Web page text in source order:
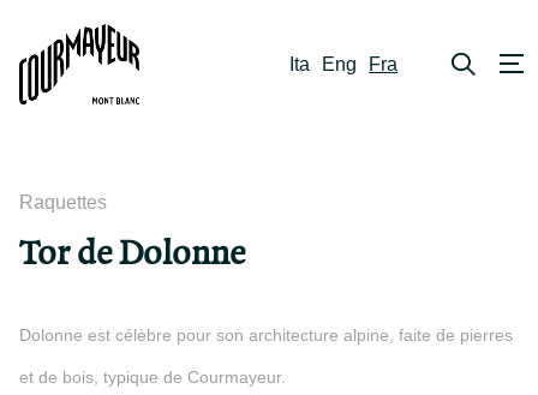
Ita Eng Fra
Raquettes
Tor de Dolonne
Dolonne est célèbre pour son architecture alpine, faite de pierres
et de bois, typique de Courmayeur.